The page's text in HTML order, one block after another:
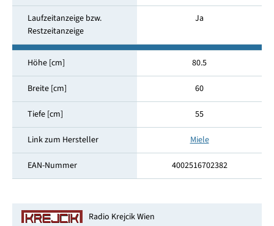
Laufzeitanzeige bzw.
Restzeitanzeige
Ja
Höhe [cm] 80.5
Breite [cm] 60
Tiefe [cm] 55
Link zum Hersteller Miele
EAN-Nummer 4002516702382
Radio Krejcik Wien